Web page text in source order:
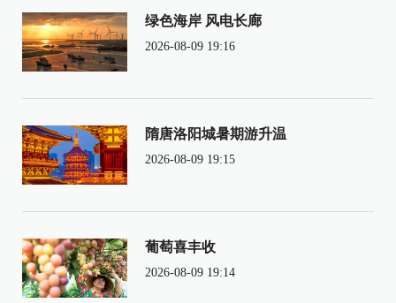
绿色海岸 风电长廊
2026-08-09 19:16
隋唐洛阳城暑期游升温
2026-08-09 19:15
葡萄喜丰收
2026-08-09 19:14